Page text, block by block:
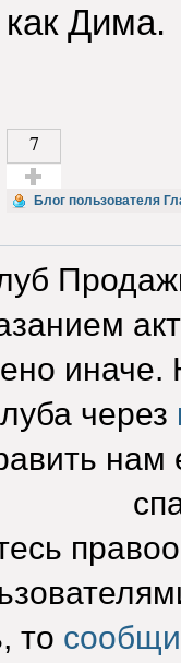
как Дима.
7
Голос за!
Блог пользователя
через
нам
то